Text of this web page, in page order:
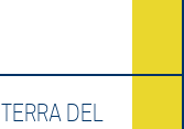
DEL